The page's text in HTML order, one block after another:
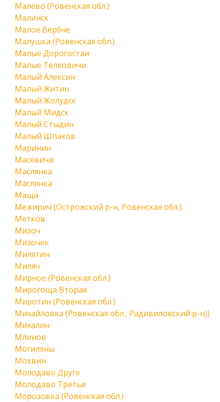
Малево (Ровенская обл.)
Малинск
Малое Вербче
Малушка (Ровенская обл.)
Малые Дорогостаи
Малые Телковичи
Малый Алексин
Малый Житин
Малый Жолудск
Малый Мидск
Малый Стыдин
Малый Шпаков
Маринин
Масевичи
Маслянка
Маслянка
Маща
Межирич (Острожский р-н, Ровенская обл.)
Метков
Мизоч
Мизочек
Милятин
Миляч
Мирное (Ровенская обл.)
Мирогоща Вторая
Миротин (Ровенская обл.)
Михайловка (Ровенская обл., Радивиловский р-н))
Михалин
Млинов
Могиляны
Моквин
Молодаво Друге
Молодаво Третье
Морозовка (Ровенская обл.)